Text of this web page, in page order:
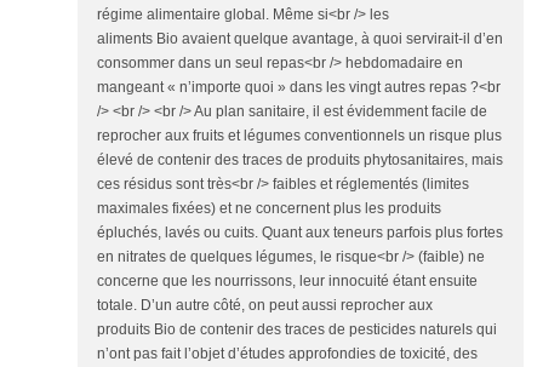
régime alimentaire global. Même si<br /> les
aliments Bio avaient quelque avantage, à quoi servirait-il d’en
consommer dans un seul repas<br /> hebdomadaire en
mangeant « n’importe quoi » dans les vingt autres repas ?<br
/> <br /> <br /> Au plan sanitaire, il est évidemment facile de
reprocher aux fruits et légumes conventionnels un risque plus
élevé de contenir des traces de produits phytosanitaires, mais
ces résidus sont très<br /> faibles et réglementés (limites
maximales fixées) et ne concernent plus les produits
épluchés, lavés ou cuits. Quant aux teneurs parfois plus fortes
en nitrates de quelques légumes, le risque<br /> (faible) ne
concerne que les nourrissons, leur innocuité étant ensuite
totale. D’un autre côté, on peut aussi reprocher aux
produits Bio de contenir des traces de pesticides naturels qui
n’ont pas fait l’objet d’études approfondies de toxicité, des